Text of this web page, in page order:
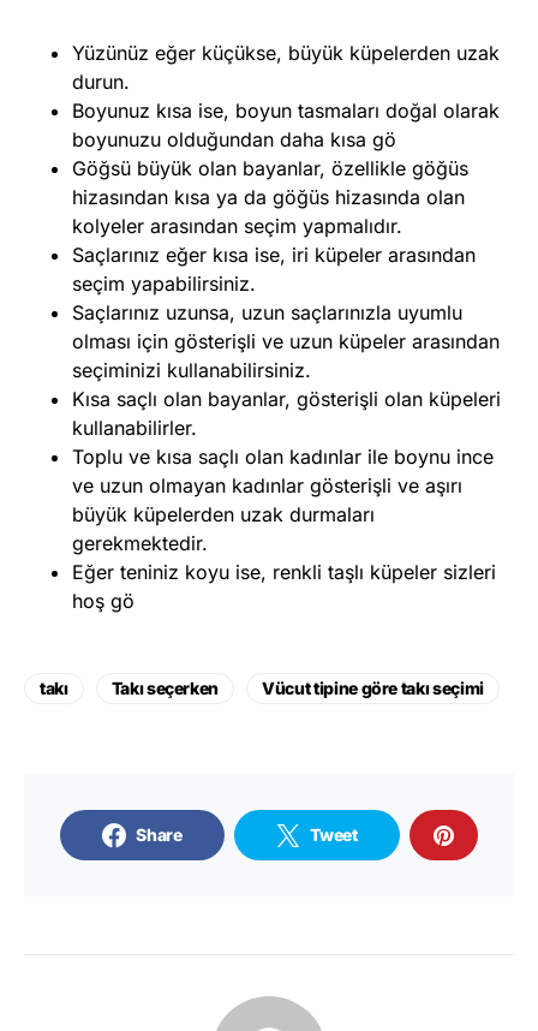
Yüzünüz eğer küçükse, büyük küpelerden uzak
durun.
Boyunuz kısa ise, boyun tasmaları doğal olarak
boyunuzu olduğundan daha kısa gö
Göğsü büyük olan bayanlar, özellikle göğüs
hizasından kısa ya da göğüs hizasında olan
kolyeler arasından seçim yapmalıdır.
Saçlarınız eğer kısa ise, iri küpeler arasından
seçim yapabilirsiniz.
Saçlarınız uzunsa, uzun saçlarınızla uyumlu
olması için gösterişli ve uzun küpeler arasından
seçiminizi kullanabilirsiniz.
Kısa saçlı olan bayanlar, gösterişli olan küpeleri
kullanabilirler.
Toplu ve kısa saçlı olan kadınlar ile boynu ince
ve uzun olmayan kadınlar gösterişli ve aşırı
büyük küpelerden uzak durmaları
gerekmektedir.
Eğer teniniz koyu ise, renkli taşlı küpeler sizleri
hoş gö
takı Takı seçerken Vücut tipine göre takı seçimi
Share Tweet